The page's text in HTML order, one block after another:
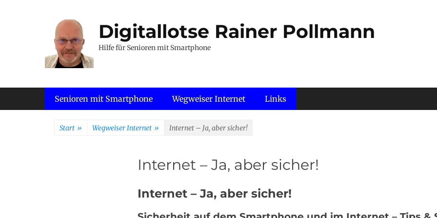
Digitallotse Rainer Pollmann
Hilfe für Senioren mit Smartphone
Primäres Menü
Senioren mit Smartphone Wegweiser Internet Links
Start » Wegweiser Internet » Internet – Ja, aber sicher!
Internet – Ja, aber sicher!
Internet – Ja, aber sicher!